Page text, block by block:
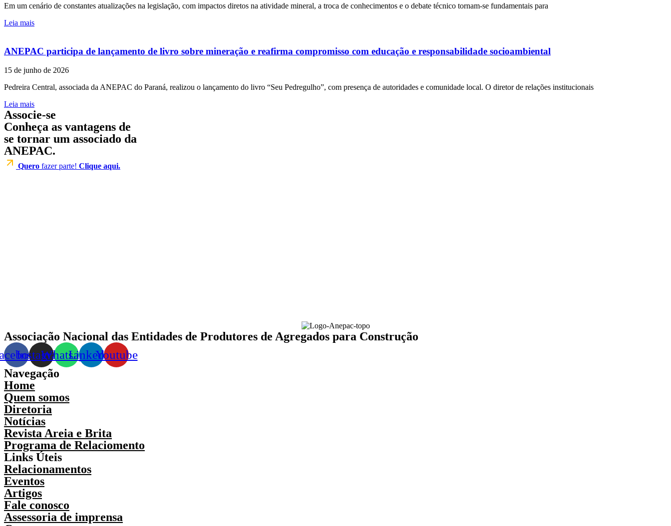
Em um cenário de constantes atualizações na legislação, com impactos diretos na atividade mineral, a troca de conhecimentos e o debate técnico tornam-se fundamentais para
Leia mais
ANEPAC participa de lançamento de livro sobre mineração e reafirma compromisso com educação e responsabilidade socioambiental
15 de junho de 2026
Pedreira Central, associada da ANEPAC do Paraná, realizou o lançamento do livro “Seu Pedregulho”, com presença de autoridades e comunidade local. O diretor de relações institucionais
Leia mais
Associe-se
Conheça as vantagens de
se tornar um associado da
ANEPAC.
Quero fazer parte! Clique aqui.
Associação Nacional das Entidades de Produtores de Agregados para Construção
InstagramWhatsappLinkedinYoutube
Navegação
Home
Quem somos
Diretoria
Notícias
Revista Areia e Brita
Programa de Relaciomento
Links Úteis
Relacionamentos
Eventos
Artigos
Fale conosco
Assessoria de imprensa